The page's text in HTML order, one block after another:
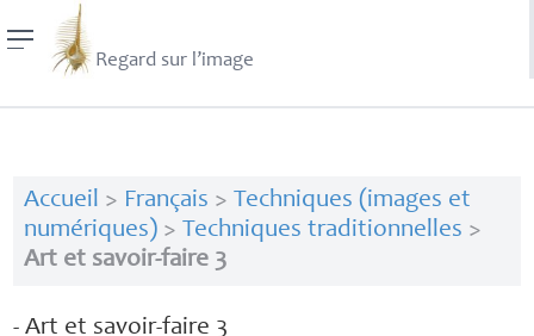
Regard sur l’image
Accueil > Français > Techniques (images et
numériques)> Techniques traditionnelles >
Art et savoir-faire 3
- Art et savoir-faire 3